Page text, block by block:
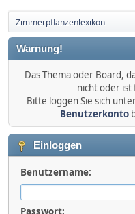
Zimmerpflanzenlexikon
Warnung!
Das Thema oder Board,
nicht oder ist
Bitte loggen Sie sich
Benutzerkonto
Einloggen
Benutzername:
Passwort: